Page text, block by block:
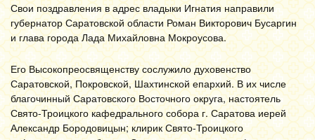
Свои поздравления в адрес владыки Игнатия направили
губернатор Саратовской области Роман Викторович Бусаргин
и глава города Лада Михайловна Мокроусова.
Его Высокопреосвященству сослужило духовенство
Саратовской, Покровской, Шахтинской епархий. В их числе
благочинный Саратовского Восточного округа, настоятель
Свято-Троицкого кафедрального собора г. Саратова иерей
Александр Бородовицын; клирик Свято-Троицкого